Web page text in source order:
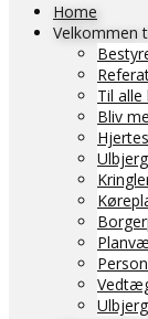
Home
Velkommen
Til
Bliv